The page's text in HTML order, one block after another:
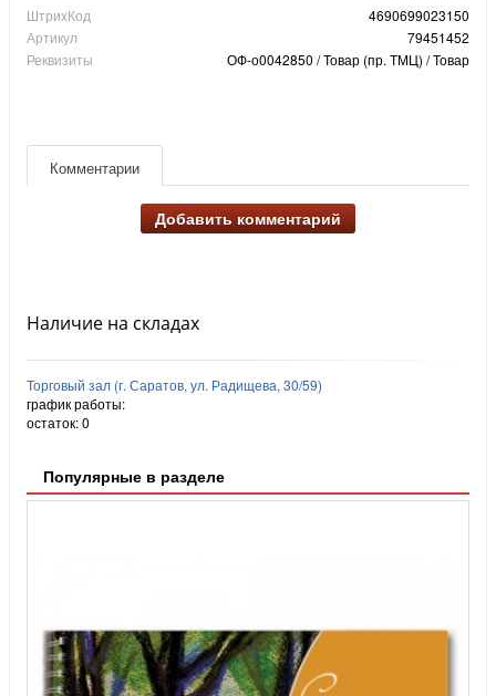
ШтрихКод
4690699023150
Артикул
79451452
Реквизиты
ОФ-о0042850 / Товар (пр. ТМЦ) / Товар
Комментарии
Добавить комментарий
Наличие на складах
Торговый зал (г. Саратов, ул. Радищева, 30/59)
график работы:
остаток:0
Популярные в разделе